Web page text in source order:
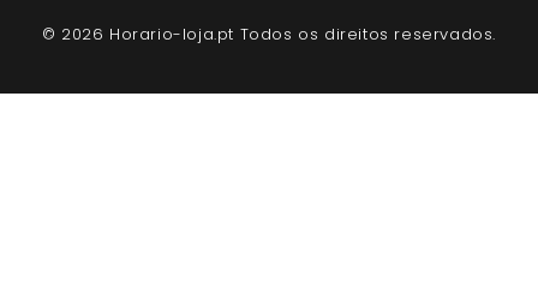
© 2026 Horario-loja.pt Todos os direitos reservados.